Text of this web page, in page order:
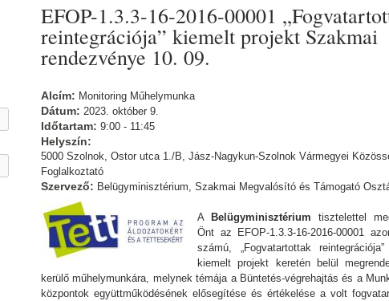
EFOP-1.3.3-16-2016-00001
reintegrációja” kiemelt projekt Szakmai
rendezvénye 10. 09.
Alcím: Monitoring Műhelymunka
Dátum: 2023. október 9.
Időtartam: 9:00 - 11:45
Helyszín:
5000 Szolnok, Ostor utca 1./B, Jász-Nagykun-Szolnok Vármegyei
Foglalkoztató
Szervező: Belügyminisztérium, Szakmai Megvalósító és Támogató
A Belügyminisztérium tisztelettel
Önt az EFOP-1.3.3-16-2016-00001
számú, „Fogvatartottak
kiemelt projekt keretén belül
kerülő műhelymunkára, melynek témája a Büntetés-végrehajtás és a
központok együttműködésének elősegítése és értékelése a volt